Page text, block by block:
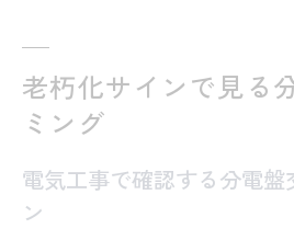
老朽化サインで見る
ミング
電気工事で確認する分電盤
ン